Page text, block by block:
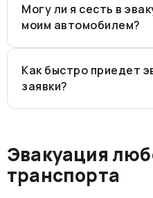
Могу ли я сесть в
моим автомобилем?
Как быстро приедет
заявки?
Эвакуация
транспорта